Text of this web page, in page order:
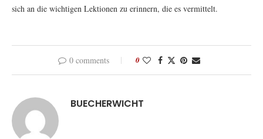
sich an die wichtigen Lektionen zu erinnern, die es vermittelt.
0 comments 0
BUECHERWICHT